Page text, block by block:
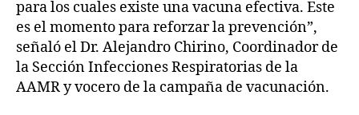
para los cuales existe una vacuna efectiva. Este
es el momento para reforzar la prevención”,
señaló el Dr. Alejandro Chirino, Coordinador de
la Sección Infecciones Respiratorias de la
AAMR y vocero de la campaña de vacunación.